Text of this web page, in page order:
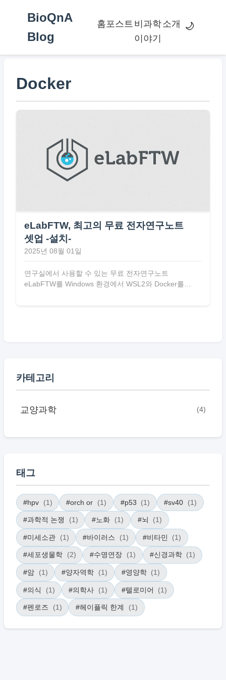
BioQnA
Blog
홈포스트 비과학
이야기
소개 🌙
Docker
eLabFTW, 최고의 무료 전자연구노트
셋업 -설치-
2025년 08월 01일
연구실에서 사용할 수 있는 무료 전자연구노트
eLabFTW를 Windows 환경에서 WSL2와 Docker를
카테고리
교양과학 (4)
태그
#hpv (1) #orch or (1) #p53 (1) #sv40 (1)
#과학적 논쟁 (1) #노화 (1) #뇌 (1)
#미세소관 (1) #바이러스 (1) #비타민 (1)
#세포생물학 (2) #수명연장 (1) #신경과학 (1)
#암 (1) #양자역학 (1) #영양학 (1)
#의식 (1) #의학사 (1) #텔로미어 (1)
#펜로즈 (1) #헤이플릭 한계 (1)